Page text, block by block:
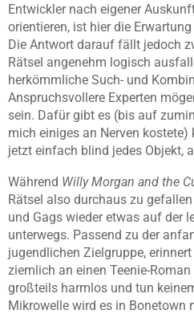
Entwickler nach eigener
orientieren, ist hier die
Die Antwort darauf fällt jedoch
Rätsel angenehm logisch
herkömmliche Such- und
Anspruchsvollere Experten
sein. Dafür gibt es (bis auf
mich einiges an Nerven kostete)
jetzt einfach blind jedes Objekt,
Während Willy Morgan and the
Rätsel also durchaus zu
und Gags wieder etwas auf der
unterwegs. Passend zu der
jugendlichen Zielgruppe,
ziemlich an einen Teenie-
großteils harmlos und tun
Mikrowelle wird es in Bonetown